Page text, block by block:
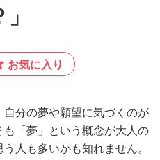
お気に入り
分の夢や願望に気づくのが
「夢」という概念が大人の
人も多いかも知れません。